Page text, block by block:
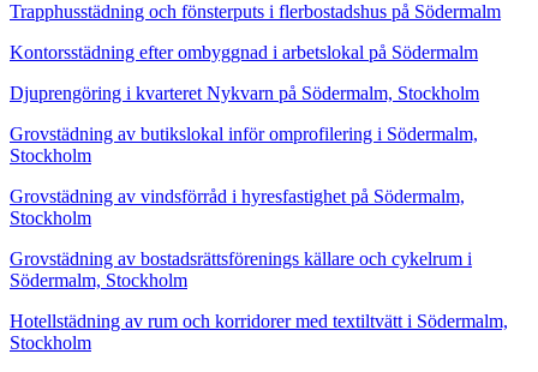
Trapphusstädning och fönsterputs i flerbostadshus på Södermalm
Kontorsstädning efter ombyggnad i arbetslokal på Södermalm
Djuprengöring i kvarteret Nykvarn på Södermalm, Stockholm
Grovstädning av butikslokal inför omprofilering i Södermalm,
Stockholm
Grovstädning av vindsförråd i hyresfastighet på Södermalm,
Stockholm
Grovstädning av bostadsrättsförenings källare och cykelrum i
Södermalm, Stockholm
Hotellstädning av rum och korridorer med textiltvätt i Södermalm,
Stockholm